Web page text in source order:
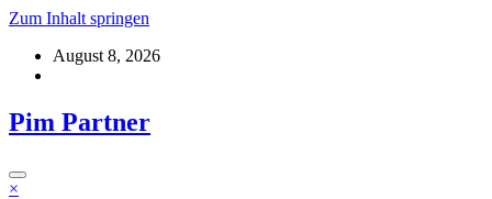
Zum Inhalt springen
August 8, 2026
Pim Partner
×